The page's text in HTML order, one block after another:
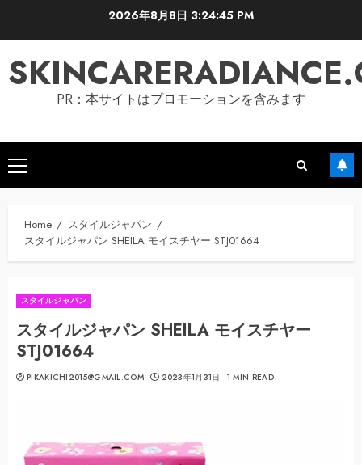
2026年8月8日 3:24:46 PM
PR：本サイトはプロモーションを含みます
Primary
Menu
Home
スタイルジャパン
スタイルジャパン SHEILA モイスチヤー STJ01664
スタイルジャパン
スタイルジャパン SHEILA モイスチヤー
STJ01664
PIKAKICHI2015@GMAIL.COM 2023年1月31日 1 MIN READ